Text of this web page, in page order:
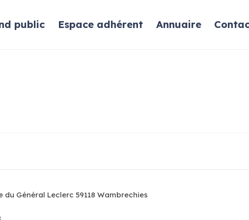
public Espace adhérent Annuaire
du Général Leclerc 59118 Wambrechies